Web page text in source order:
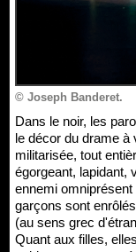
© Joseph Banderet.
Dans le noir, les paroles diffusées par un haut-parleur sculptent
le décor du drame à
militarisée, tout
égorgeant, lapidant,
ennemi
garçons sont
(au sens grec
Quant aux filles,